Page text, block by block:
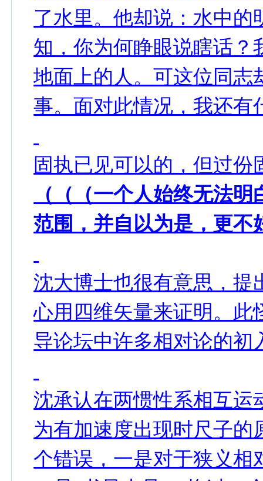
了水里。他却说：水中
知，你为何睁眼说瞎话？
地面上的人。可这位同志
事。面对此情况，我还有
固执已见可以的，但过
（（（一个人始终无法
范围，并自以为是，更不
沈大博士也很有意思，提
心用四维矢量来证明。此
导论坛中许多相对论的初
沈承认在两惯性系相互运
为有加速度出现时尺子的
个错误，一是对于狭义相